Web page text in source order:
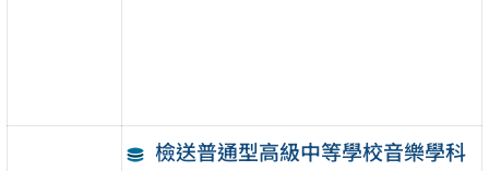
檢送普通型高級中等學校音樂學科